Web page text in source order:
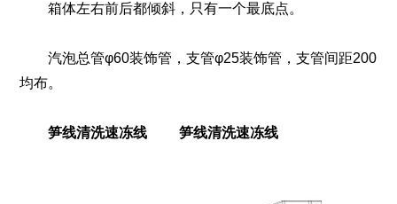
箱体左右前后都倾斜，只有一个最底点。
汽泡总管φ60装饰管，支管φ25装饰管，支管间距200
均布。
笋线清洗速冻线 笋线清洗速冻线